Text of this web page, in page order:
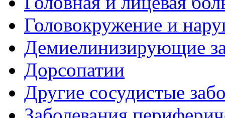
Головокружение и
Демиелинизирующие
Дорсопатии
Другие сосудистые